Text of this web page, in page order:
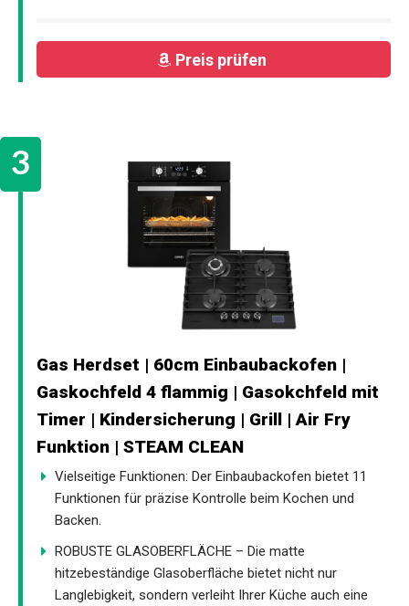
Preis prüfen
Gas Herdset | 60cm Einbaubackofen |
Gaskochfeld 4 flammig | Gasokchfeld mit
Timer | Kindersicherung | Grill | Air Fry
Funktion | STEAM CLEAN
Vielseitige Funktionen: Der Einbaubackofen bietet 11
Funktionen für präzise Kontrolle beim Kochen und
Backen.
ROBUSTE GLASOBERFLÄCHE – Die matte
hitzebeständige Glasoberfläche bietet nicht nur
Langlebigkeit, sondern verleiht Ihrer Küche auch eine